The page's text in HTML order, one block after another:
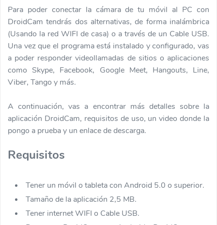
Para poder conectar la cámara de tu móvil al PC con
DroidCam tendrás dos alternativas, de forma inalámbrica
(Usando la red WIFI de casa) o a través de un Cable USB.
Una vez que el programa está instalado y configurado, vas
a poder responder videollamadas de sitios o aplicaciones
como Skype, Facebook, Google Meet, Hangouts, Line,
Viber, Tango y más.
A continuación, vas a encontrar más detalles sobre la
aplicación DroidCam, requisitos de uso, un video donde la
pongo a prueba y un enlace de descarga.
Requisitos
Tener un móvil o tableta con Android 5.0 o superior.
Tamaño de la aplicación 2,5 MB.
Tener internet WIFI o Cable USB.